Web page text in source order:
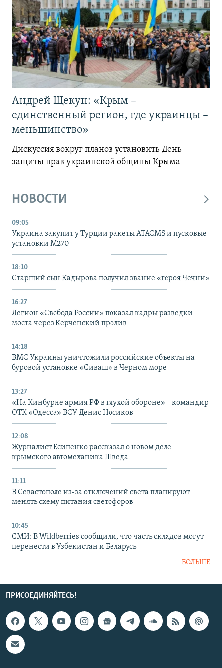
Андрей Щекун: «Крым –
единственный регион, где украинцы –
меньшинство»
Дискуссия вокруг планов установить День
защиты прав украинской общины Крыма
НОВОСТИ
09:05
Украина закупит у Турции ракеты ATACMS и пусковые
установки M270
18:10
Старший сын Кадырова получил звание «героя Чечни»
16:27
Легион «Свобода России» показал кадры разведки
моста через Керченский пролив
14:18
ВМС Украины уничтожили российские объекты на
буровой установке «Сиваш» в Черном море
13:27
«На Кинбурне армия РФ в глухой обороне» – командир
ОТК «Одесса» ВСУ Денис Носиков
12:08
Журналист Есипенко рассказал о новом деле
крымского автомеханика Шведа
11:11
В Севастополе из-за отключений света планируют
менять схему питания светофоров
10:45
СМИ: В Wildberries сообщили, что часть складов могут
перенести в Узбекистан и Беларусь
БОЛЬШЕ
ПРИСОЕДИНЯЙТЕСЬ!